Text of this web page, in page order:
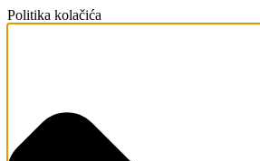
Politika kolačića